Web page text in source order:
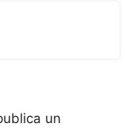
un